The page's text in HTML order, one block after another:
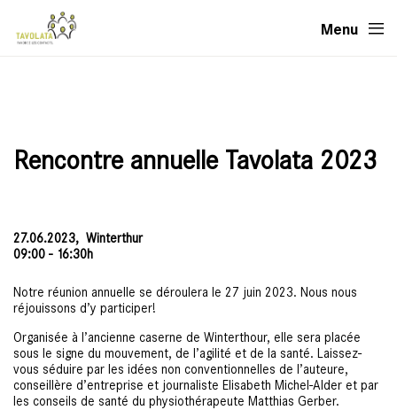
Menu
Rencontre annuelle Tavolata 2023
27.06.2023, Winterthur
09:00 - 16:30h
Notre réunion annuelle se déroulera le 27 juin 2023. Nous nous
réjouissons d’y participer!
Organisée à l’ancienne caserne de Winterthour, elle sera placée
sous le signe du mouvement, de l’agilité et de la santé. Laissez-
vous séduire par les idées non conventionnelles de l’auteure,
conseillère d’entreprise et journaliste Elisabeth Michel-Alder et par
les conseils de santé du physiothérapeute Matthias Gerber.